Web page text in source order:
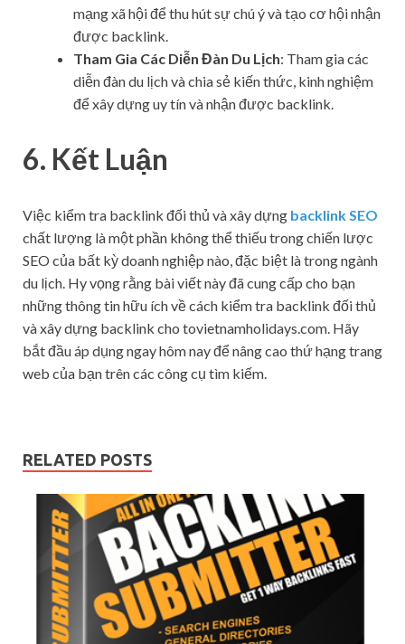
mạng xã hội để thu hút sự chú ý và tạo cơ hội nhận
được backlink.
Tham Gia Các Diễn Đàn Du Lịch: Tham gia các
diễn đàn du lịch và chia sẻ kiến thức, kinh nghiệm
để xây dựng uy tín và nhận được backlink.
6. Kết Luận
Việc kiểm tra backlink đối thủ và xây dựng backlink SEO
chất lượng là một phần không thể thiếu trong chiến lược
SEO của bất kỳ doanh nghiệp nào, đặc biệt là trong ngành
du lịch. Hy vọng rằng bài viết này đã cung cấp cho bạn
những thông tin hữu ích về cách kiểm tra backlink đối thủ
và xây dựng backlink cho tovietnamholidays.com. Hãy
bắt đầu áp dụng ngay hôm nay để nâng cao thứ hạng trang
web của bạn trên các công cụ tìm kiếm.
RELATED POSTS